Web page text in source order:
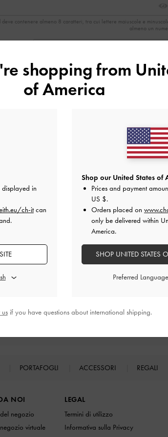
deve contenere almeno 8 caratteri, tra cui lettere maiuscole e
almeno un
casella per ottenere uno sconto
alle comunicazioni di marketing.
l'informativa
& KEITH.
CREA UN ACCOUNT
Hai già un account?Accedi
ordine unico al momento dell'iscrizione per la prima volta.
Resi facili
PORTAFOGLI ACCESSORI REGALI
NOI
negozio
virtuale
LEGAL
Termini di utilizzo
Informativa sulla Privacy
shopping from
of America
displayed in
ch-itcan
Shop our United States of
Prices and payment
US $.
Orders placed on
only be delivered within
America.
SHOP UNITED STATES
Preferred
if you have questions about international shipping.